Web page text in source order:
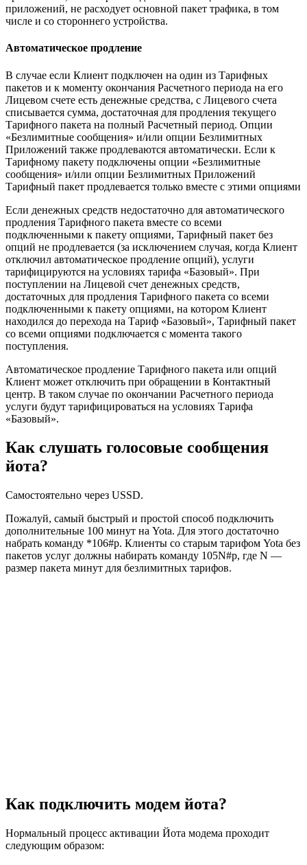
приложений, не расходует основной пакет трафика, в том
числе и со стороннего устройства.
Автоматическое продление
В случае если Клиент подключен на один из Тарифных
пакетов и к моменту окончания Расчетного периода на его
Лицевом счете есть денежные средства, с Лицевого счета
списывается сумма, достаточная для продления текущего
Тарифного пакета на полный Расчетный период. Опции
«Безлимитные сообщения» и/или опции Безлимитных
Приложений также продлеваются автоматически. Если к
Тарифному пакету подключены опции «Безлимитные
сообщения» и/или опции Безлимитных Приложений
Тарифный пакет продлевается только вместе с этими опциями
Если денежных средств недостаточно для автоматического
продления Тарифного пакета вместе со всеми
подключенными к пакету опциями, Тарифный пакет без
опций не продлевается (за исключением случая, когда Клиент
отключил автоматическое продление опций), услуги
тарифицируются на условиях тарифа «Базовый». При
поступлении на Лицевой счет денежных средств,
достаточных для продления Тарифного пакета со всеми
подключенными к пакету опциями, на котором Клиент
находился до перехода на Тариф «Базовый», Тарифный пакет
со всеми опциями подключается с момента такого
поступления.
Автоматическое продление Тарифного пакета или опций
Клиент может отключить при обращении в Контактный
центр. В таком случае по окончании Расчетного периода
услуги будут тарифицироваться на условиях Тарифа
«Базовый».
Как слушать голосовые сообщения
йота?
Самостоятельно через USSD.
Пожалуй, самый быстрый и простой способ подключить
дополнительные 100 минут на Yota. Для этого достаточно
набрать команду *106#p. Клиенты со старым тарифом Yota без
пакетов услуг должны набирать команду 105N#p, где N —
размер пакета минут для безлимитных тарифов.
Как подключить модем йота?
Нормальный процесс активации Йота модема проходит
следующим образом: